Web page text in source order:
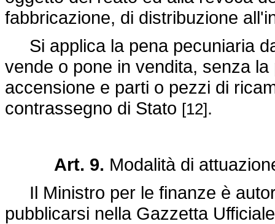
fabbricazione, di distribuzione
Si applica la pena pecuniaria
vende o pone in vendita, senza
accensione e parti o pezzi di
contrassegno di Stato [12].
Art. 9. Modalità di
Il Ministro per le finanze è
pubblicarsi nella Gazzetta